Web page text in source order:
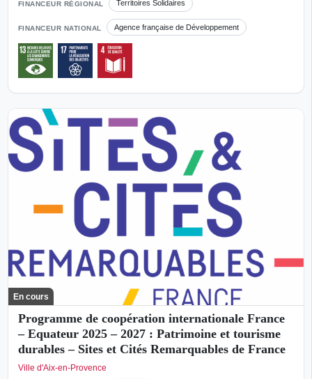
FINANCEUR RÉGIONAL Territoires Solidaires
FINANCEUR NATIONAL Agence française de Développement
En cours
Programme de coopération internationale France
– Equateur 2025 – 2027 : Patrimoine et tourisme
durables – Sites et Cités Remarquables de France
Ville d'Aix-en-Provence